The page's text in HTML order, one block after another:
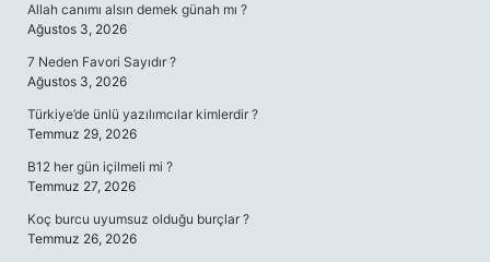
Allah canımı alsın demek günah mı ?
Ağustos 3, 2026
7 Neden Favori Sayıdır ?
Ağustos 3, 2026
Türkiye’de ünlü yazılımcılar kimlerdir ?
Temmuz 29, 2026
B12 her gün içilmeli mi ?
Temmuz 27, 2026
Koç burcu uyumsuz olduğu burçlar ?
Temmuz 26, 2026